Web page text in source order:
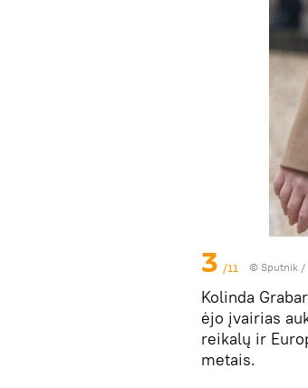
3 /11 © Sputnik /
Kolinda
ėjo įvairias
reikalų ir
metais.